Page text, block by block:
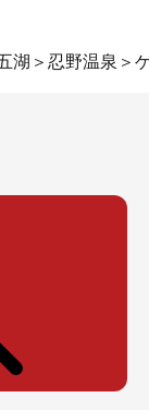
湖 ＞ 忍野温泉 ＞